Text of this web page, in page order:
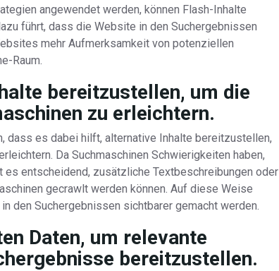
angewendet werden, können Flash-Inhalte
führt, dass die Website in den Suchergebnissen
mehr Aufmerksamkeit von potenziellen
Raum.
bereitzustellen, um die
zu erleichtern.
dass es dabei hilft, alternative Inhalte bereitzustellen,
Da Suchmaschinen Schwierigkeiten haben,
entscheidend, zusätzliche Textbeschreibungen oder
gecrawlt werden können. Auf diese Weise
den Suchergebnissen sichtbarer gemacht werden.
Daten, um relevante
bereitzustellen.